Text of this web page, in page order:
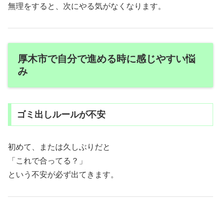
無理をすると、次にやる気がなくなります。
厚木市で自分で進める時に感じやすい悩
み
ゴミ出しルールが不安
初めて、または久しぶりだと
「これで合ってる？」
という不安が必ず出てきます。